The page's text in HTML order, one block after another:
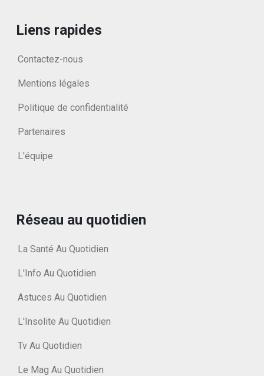
Liens rapides
Contactez-nous
Mentions légales
Politique de confidentialité
Partenaires
L'équipe
Réseau au quotidien
La Santé Au Quotidien
L'Info Au Quotidien
Astuces Au Quotidien
L'Insolite Au Quotidien
Tv Au Quotidien
Le Mag Au Quotidien